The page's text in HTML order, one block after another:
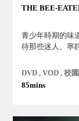
THE BEE-
青少年時期的味
待那些迷人、寧
DVD , VOD , 校
85mins